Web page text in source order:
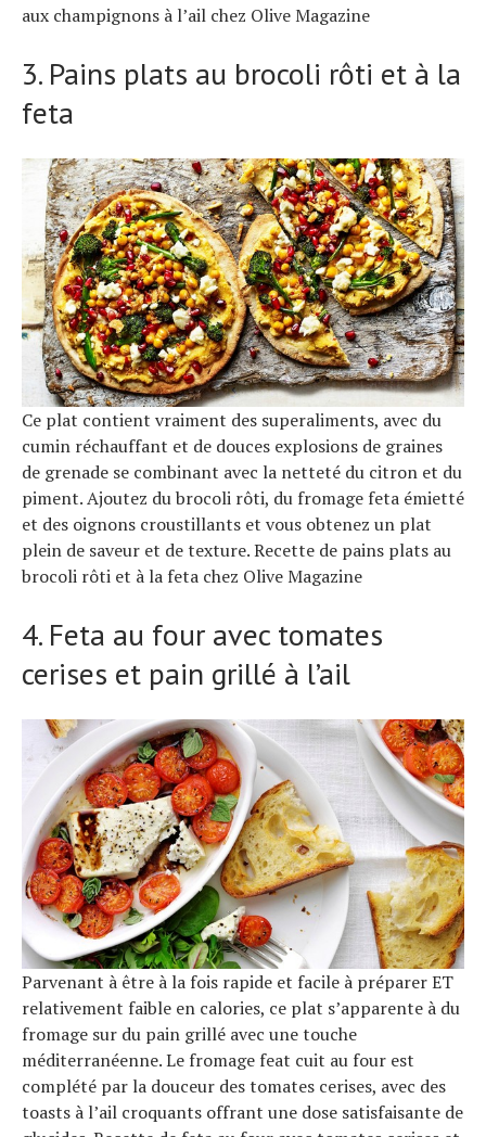
aux champignons à l’ail chez Olive Magazine
3. Pains plats au brocoli rôti et à la
feta
Ce plat contient vraiment des superaliments, avec du
cumin réchauffant et de douces explosions de graines
de grenade se combinant avec la netteté du citron et du
piment. Ajoutez du brocoli rôti, du fromage feta émietté
et des oignons croustillants et vous obtenez un plat
plein de saveur et de texture. Recette de pains plats au
brocoli rôti et à la feta chez Olive Magazine
4. Feta au four avec tomates
cerises et pain grillé à l’ail
Parvenant à être à la fois rapide et facile à préparer ET
relativement faible en calories, ce plat s’apparente à du
fromage sur du pain grillé avec une touche
méditerranéenne. Le fromage feat cuit au four est
complété par la douceur des tomates cerises, avec des
toasts à l’ail croquants offrant une dose satisfaisante de